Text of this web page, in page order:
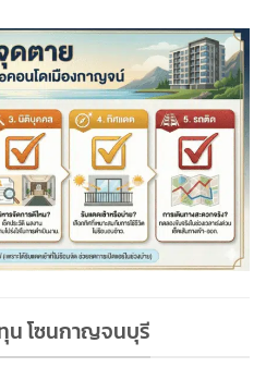
น โซนกาญจนบุรี